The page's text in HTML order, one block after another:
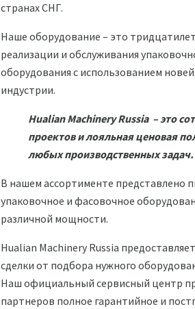
странах СНГ.
Наше оборудование – это
реализации и обслуживания
оборудования с использованием
индустрии.
Hualian Machinery Russia – это
проектов и лояльная ценовая
любых производственных задач.
В нашем ассортименте представлено
упаковочное и фасовочное
различной мощности.
Hualian Machinery Russia
сделки от подбора нужного
Наш официальный сервисный центр
партнеров полное гарантийное и